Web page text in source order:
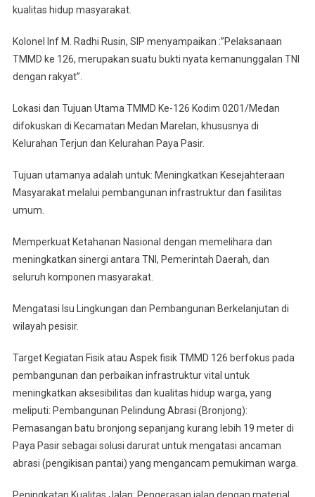
kualitas hidup masyarakat.
Kolonel Inf M. Radhi Rusin, SIP menyampaikan :”Pelaksanaan
TMMD ke 126, merupakan suatu bukti nyata kemanunggalan TNI
dengan rakyat”.
Lokasi dan Tujuan Utama TMMD Ke-126 Kodim 0201/Medan
difokuskan di Kecamatan Medan Marelan, khususnya di
Kelurahan Terjun dan Kelurahan Paya Pasir.
Tujuan utamanya adalah untuk: Meningkatkan Kesejahteraan
Masyarakat melalui pembangunan infrastruktur dan fasilitas
umum.
Memperkuat Ketahanan Nasional dengan memelihara dan
meningkatkan sinergi antara TNI, Pemerintah Daerah, dan
seluruh komponen masyarakat.
Mengatasi Isu Lingkungan dan Pembangunan Berkelanjutan di
wilayah pesisir.
Target Kegiatan Fisik atau Aspek fisik TMMD 126 berfokus pada
pembangunan dan perbaikan infrastruktur vital untuk
meningkatkan aksesibilitas dan kualitas hidup warga, yang
meliputi: Pembangunan Pelindung Abrasi (Bronjong):
Pemasangan batu bronjong sepanjang kurang lebih 19 meter di
Paya Pasir sebagai solusi darurat untuk mengatasi ancaman
abrasi (pengikisan pantai) yang mengancam pemukiman warga.